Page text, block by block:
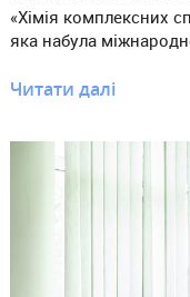
«Хімія комплексних
яка набула
Читати далі